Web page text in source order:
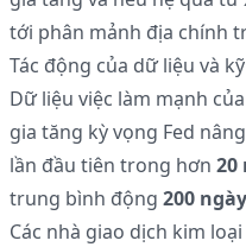
tới phân mảnh địa chính
Tác động của dữ liệu và
Dữ liệu việc làm mạnh
gia tăng kỳ vọng Fed
lần đầu tiên trong hơn 20
trung bình động 200 ngày
Các nhà giao dịch kim